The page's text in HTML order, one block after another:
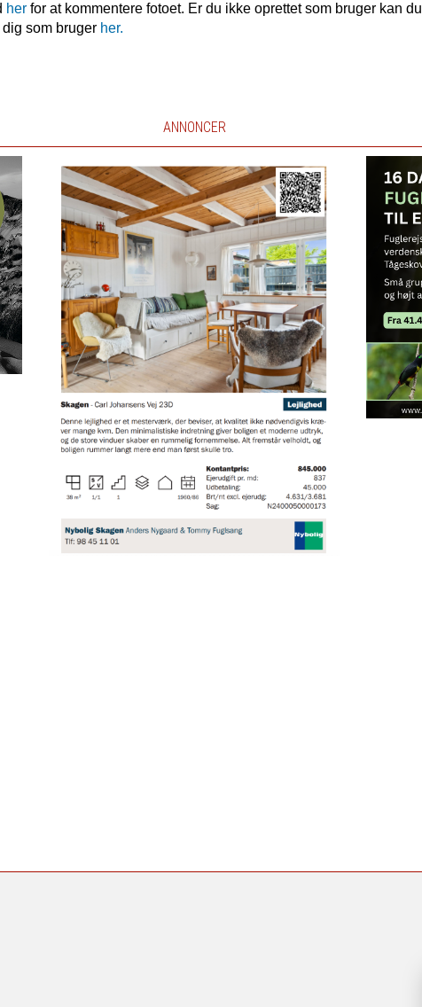
her for at kommentere fotoet. Er du ikke oprettet som bruger kan du
som bruger her.
ANNONCER